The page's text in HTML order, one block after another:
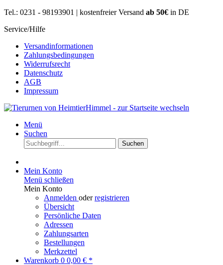
Tel.: 0231 - 98193901 | kostenfreier Versand ab 50€ in DE
Service/Hilfe
Versandinformationen
Zahlungsbedingungen
Widerrufsrecht
Datenschutz
AGB
Impressum
Menü
Suchen
Suchen
Mein Konto
Menü schließen
Mein Konto
Anmelden oderregistrieren
Übersicht
Persönliche Daten
Adressen
Zahlungsarten
Bestellungen
Merkzettel
Warenkorb 0 0,00 € *